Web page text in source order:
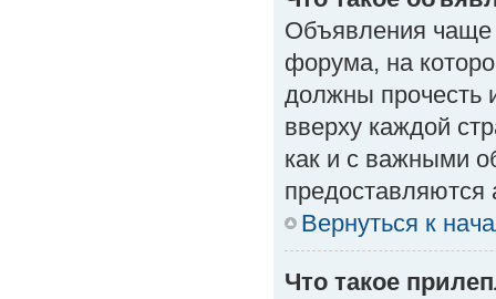
Объявления
форума, на
должны прочесть
вверху каждой
как и с важными
предоставляются
Вернуться к
Что такое